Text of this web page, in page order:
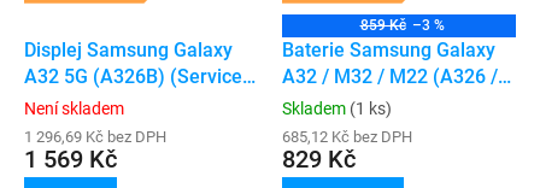
Displej Samsung Galaxy
A32 5G (A326B) (Service
Pack) (Black)
Není skladem
1 296,69 Kč bez DPH
1 569 Kč
859 Kč –3 %
Baterie Samsung Galaxy
A32 / M32 / M22 (A326 /
M32 / M225) (Service
Pack)
Skladem (1 ks)
685,12 Kč bez DPH
829 Kč